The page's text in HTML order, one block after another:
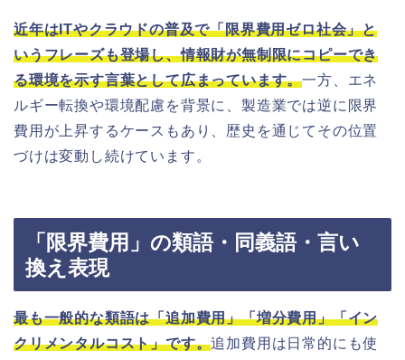
近年はITやクラウドの普及で「限界費用ゼロ社会」と
いうフレーズも登場し、情報財が無制限にコピーでき
る環境を示す言葉として広まっています。一方、エネ
ルギー転換や環境配慮を背景に、製造業では逆に限界
費用が上昇するケースもあり、歴史を通じてその位置
づけは変動し続けています。
「限界費用」の類語・同義語・言い
換え表現
最も一般的な類語は「追加費用」「増分費用」「イン
クリメンタルコスト」です。追加費用は日常的にも使